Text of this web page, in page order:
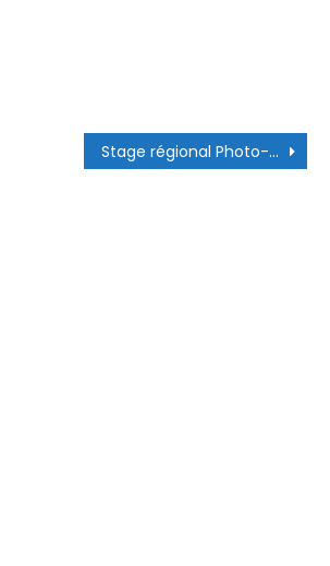
Stage régional Photo-Vidéo Printemps 2026